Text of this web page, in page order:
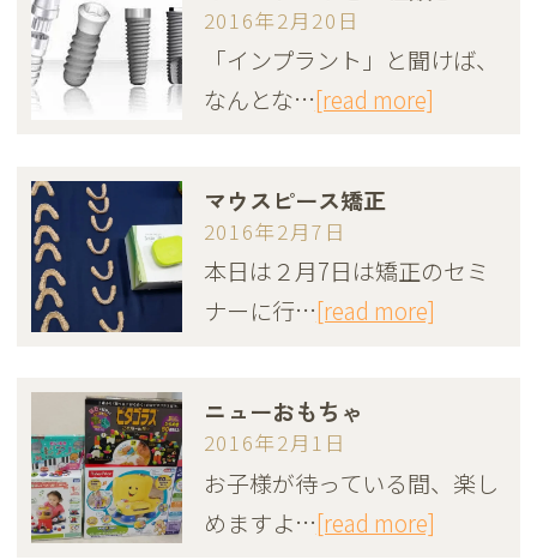
2016年2月20日
「インプラント」と聞けば、
なんとな…[read more]
マウスピース矯正
2016年2月7日
本日は２月7日は矯正のセミ
ナーに行…[read more]
ニューおもちゃ
2016年2月1日
お子様が待っている間、楽し
めますよ…[read more]